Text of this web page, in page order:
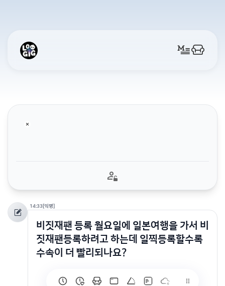
14:33[익명]
비짓재팬 등록 월요일에 일본여행을 가서 비
짓재팬등록하려고 하는데 일찍등록할수록
수속이 더 빨리되나요?